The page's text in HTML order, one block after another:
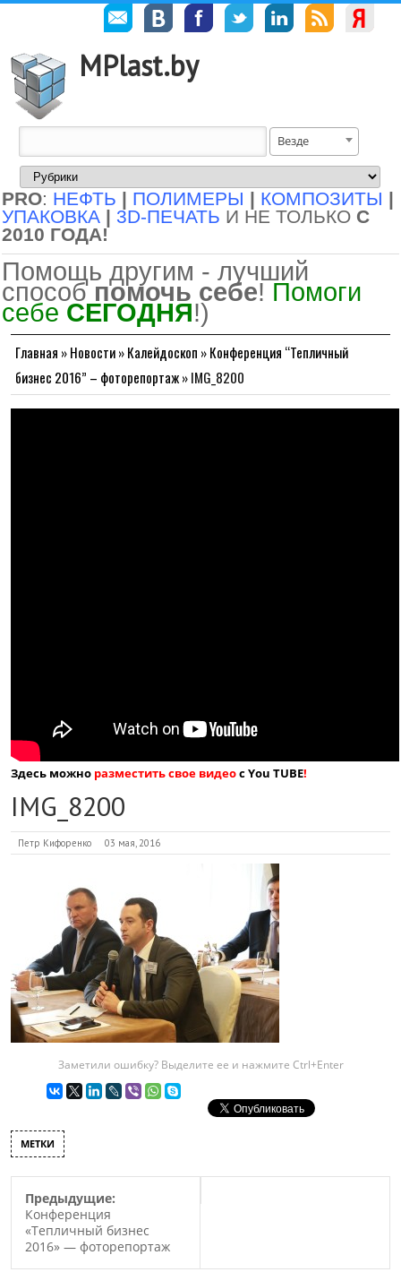
MPlast.by
Везде
PRO: НЕФТЬ | ПОЛИМЕРЫ | КОМПОЗИТЫ |
УПАКОВКА | 3D-ПЕЧАТЬ И НЕ ТОЛЬКО С
2010 ГОДА!
Помощь другим - лучший
способ помочь себе! Помоги
себе СЕГОДНЯ!)
Главная »Новости»Калейдоскоп »Конференция “Тепличный
бизнес 2016” – фоторепортаж»IMG_8200
Здесь можно разместить свое видеос You TUBE!
IMG_8200
Петр Кифоренко 03 мая, 2016
Заметили ошибку? Выделите ее и нажмите Ctrl+Enter
МЕТКИ
Предыдущие:
Конференция
«Тепличный бизнес
2016» — фоторепортаж